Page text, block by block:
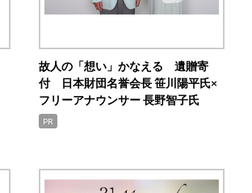
故人の「想い」かなえる 遺贈寄
付 日本財団名誉会長 笹川陽平氏×
フリーアナウンサー 長野智子氏
PR